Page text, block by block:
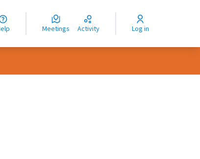
Help Meetings Activity Log in